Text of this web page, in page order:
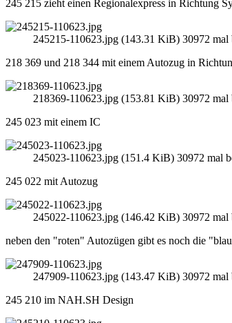
245 215 zieht einen Regionalexpress in Richtung
245215-110623.jpg (143.31 KiB) 30972 mal
218 369 und 218 344 mit einem Autozug in
218369-110623.jpg (153.81 KiB) 30972 mal
245 023 mit einem IC
245023-110623.jpg (151.4 KiB) 30972 mal
245 022 mit Autozug
245022-110623.jpg (146.42 KiB) 30972 mal
neben den "roten" Autozügen gibt es noch die
247909-110623.jpg (143.47 KiB) 30972 mal
245 210 im NAH.SH Design